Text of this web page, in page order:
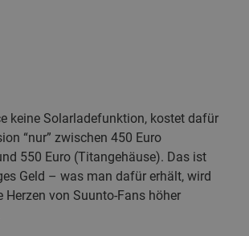
keine Solarladefunktion, kostet dafür
“nur” zwischen 450 Euro
550 Euro (Titangehäuse). Das ist
Geld – was man dafür erhält, wird
Herzen von Suunto-Fans höher